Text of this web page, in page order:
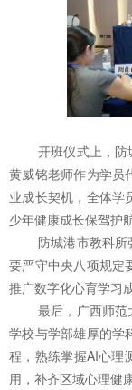
开班仪式上，
黄威铭老师作为学员
业成长契机，全体学
少年健康成长保驾护航
防城港市教科
要严守中央八项规定
推广数字化心育学习成
最后，广西师范
学校与学部雄厚的学
程，熟练掌握AI心理
用，补齐区域心理健